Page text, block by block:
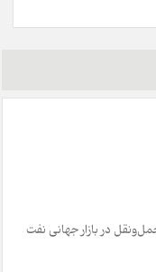
در بازار جهانی نفت